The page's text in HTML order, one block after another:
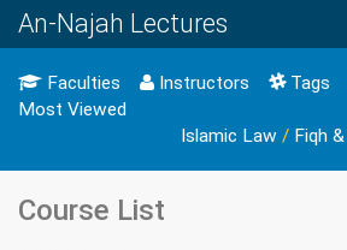
An-Najah Lectures
Faculties Instructors Tags
Most Viewed
Islamic Law / Fiqh
Course List